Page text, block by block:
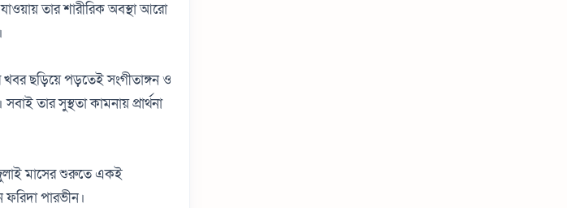
তার শারীরিক অবস্থা আরো
খবর ছড়িয়ে পড়তেই সংগীতাঙ্গন ও
তার সুস্থতা কামনায় প্রার্থনা
মাসের শুরুতে একই
ফরিদা পারভীন।